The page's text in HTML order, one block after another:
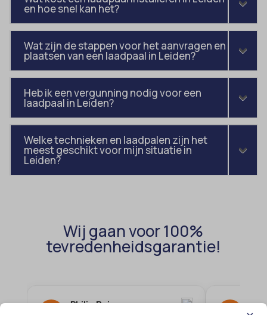
en hoe snel kan het?
Wat zijn de stappen voor het aanvragen en
plaatsen van een laadpaal in Leiden?
Heb ik een vergunning nodig voor een
laadpaal in Leiden?
Welke technieken en laadpalen zijn het
meest geschikt voor mijn situatie in
Leiden?
Wij gaan voor 100%
tevredenheidsgarantie!
Philip Buis